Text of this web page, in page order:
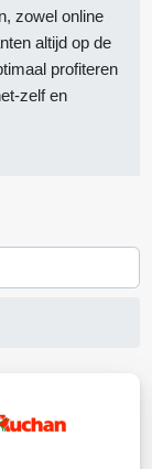
zowel online
altijd op de
profiteren
zelf en